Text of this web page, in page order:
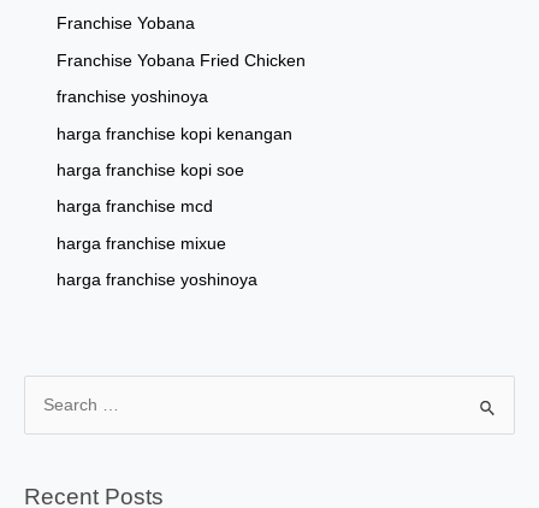
Franchise Yobana
Franchise Yobana Fried Chicken
franchise yoshinoya
harga franchise kopi kenangan
harga franchise kopi soe
harga franchise mcd
harga franchise mixue
harga franchise yoshinoya
rRecent Posts